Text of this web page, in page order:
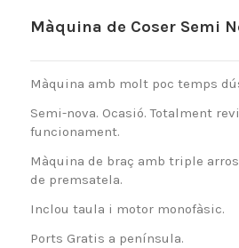
Màquina de Coser Semi
Màquina amb molt poc temps
Semi-nova. Ocasió. Totalment
funcionament.
Màquina de braç amb triple
de premsatela.
Inclou taula i motor monofàsic.
Ports Gratis a península.